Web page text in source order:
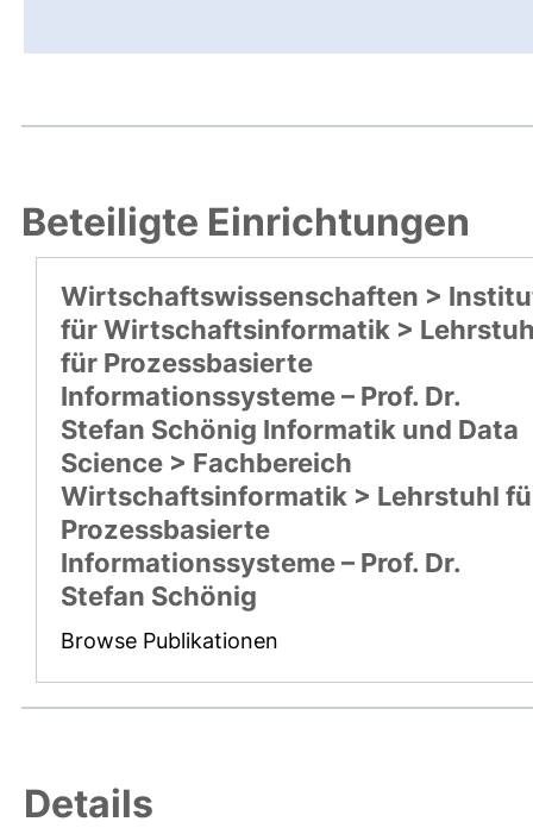
Beteiligte Einrichtungen
Wirtschaftswissenschaften >
für Wirtschaftsinformatik >
für Prozessbasierte
Informationssysteme – Prof. Dr.
Stefan Schönig Informatik und Data
Science > Fachbereich
Wirtschaftsinformatik > Lehrstuhl
Prozessbasierte
Informationssysteme – Prof. Dr.
Stefan Schönig
Browse Publikationen
Details